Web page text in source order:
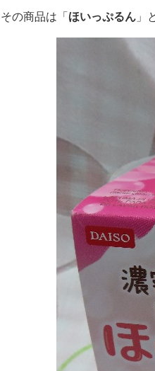
その商品は「 ほいっぷるん 」